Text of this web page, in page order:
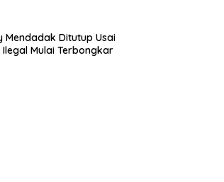
Mendadak Ditutup Usai
Mulai Terbongkar